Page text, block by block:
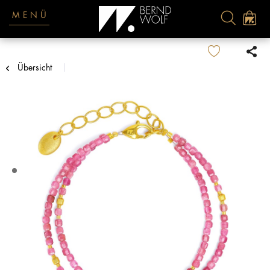
MENÜ
Übersicht